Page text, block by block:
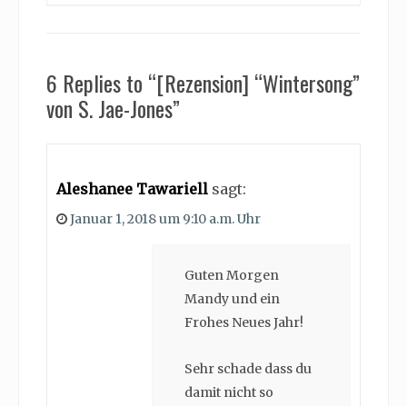
6 Replies to “[Rezension] “Wintersong”
von S. Jae-Jones”
Aleshanee Tawariell sagt:
Januar 1, 2018 um 9:10 a.m. Uhr
Guten Morgen
Mandy und ein
Frohes Neues Jahr!
Sehr schade dass du
damit nicht so